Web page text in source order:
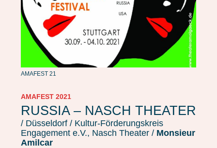
AMAFEST 21
AMAFEST 2021
RUSSIA – NASCH THEATER
/ Düsseldorf / Kultur-Förderungskreis
Engagement e.V., Nasch Theater / Monsieur
Amilcar